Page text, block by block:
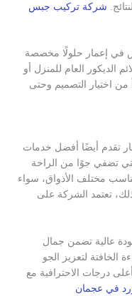
شركة تركيب جبس
في إعمار حلولًا مخصصة
الديكور العام للمنزل أو
من اختيار التصميم وحتى
تقدم أيضًا أفضل خدمات
تضفي جوًا من الراحة
مختلف الأذواق، سواء
تعتمد الشركة على
عالية تضمن جمال
الخافتة لتعزيز الجو
درجات الاحترافية مع
في عجمان